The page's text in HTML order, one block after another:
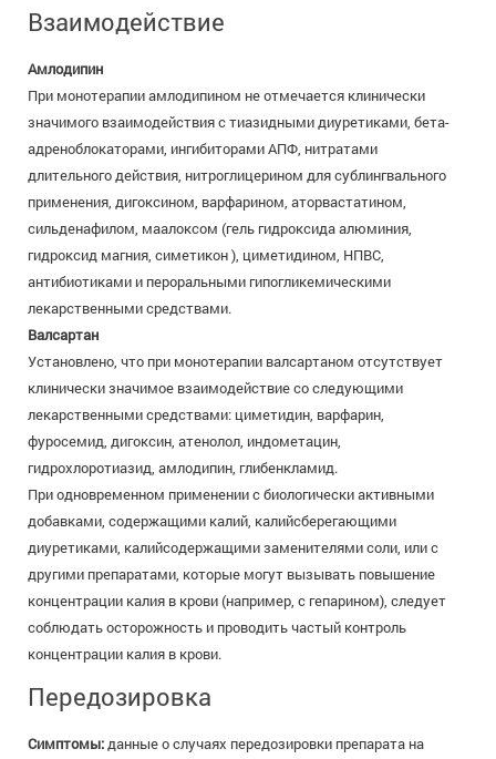
Взаимодействие
Амлодипин
При монотерапии амлодипином не отмечается клинически
значимого взаимодействия с тиазидными диуретиками, бета-
адреноблокаторами, ингибиторами АПФ, нитратами
длительного действия, нитроглицерином для сублингвального
применения, дигоксином, варфарином, аторвастатином,
сильденафилом, маалоксом (гель гидроксида алюминия,
гидроксид магния, симетикон ), циметидином, НПВС,
антибиотиками и пероральными гипогликемическими
лекарственными средствами.
Валсартан
Установлено, что при монотерапии валсартаном отсутствует
клинически значимое взаимодействие со следующими
лекарственными средствами: циметидин, варфарин,
фуросемид, дигоксин, атенолол, индометацин,
гидрохлоротиазид, амлодипин, глибенкламид.
При одновременном применении с биологически активными
добавками, содержащими калий, калийсберегающими
диуретиками, калийсодержащими заменителями соли, или с
другими препаратами, которые могут вызывать повышение
концентрации калия в крови (например, с гепарином), следует
соблюдать осторожность и проводить частый контроль
концентрации калия в крови.
Передозировка
Симптомы:данные о случаях передозировки препарата на